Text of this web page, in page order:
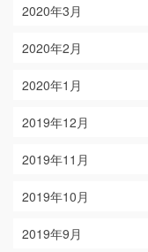
2020年3月
2020年2月
2020年1月
2019年12月
2019年11月
2019年10月
2019年9月